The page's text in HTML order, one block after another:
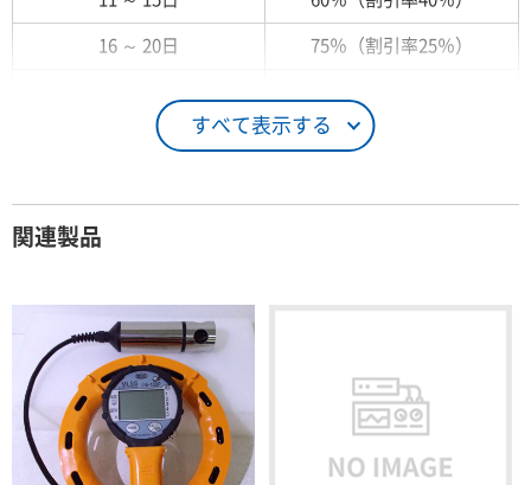
すべて表示する
16 ～ 20日 75％（割引率25％）
26日 ～ 1ヶ月 100％（割引率 0％）
100％（割引率 0％）
2ヶ月
3ヶ月 80％（割引率20％）
4ヶ月 75％（割引率25％）
関連製品